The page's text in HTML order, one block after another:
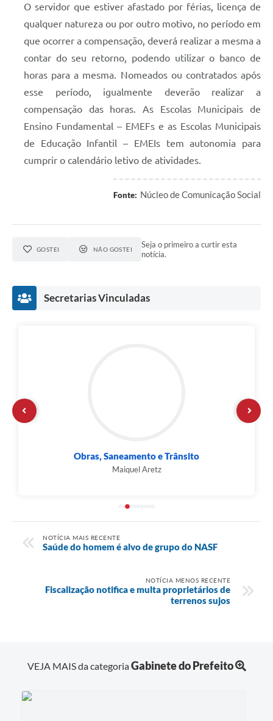
O servidor que estiver afastado por férias, licença de
qualquer natureza ou por outro motivo, no período em
que ocorrer a compensação, deverá realizar a mesma a
contar do seu retorno, podendo utilizar o banco de
horas para a mesma. Nomeados ou contratados após
esse período, igualmente deverão realizar a
compensação das horas. As Escolas Municipais de
Ensino Fundamental – EMEFs e as Escolas Municipais
de Educação Infantil – EMEIs tem autonomia para
cumprir o calendário letivo de atividades.
Fonte: Núcleo de Comunicação Social
GOSTEI NÃO GOSTEI
Seja o primeiro a curtir esta
notícia.
Secretarias Vinculadas
Obras, Saneamento e Trânsito
Maiquel Aretz
NOTÍCIA MAIS RECENTE
Saúde do homem é alvo de grupo do NASF
NOTÍCIA MENOS RECENTE
Fiscalização notifica e multa proprietários de
terrenos sujos
VEJA MAIS da categoriaGabinete do Prefeito